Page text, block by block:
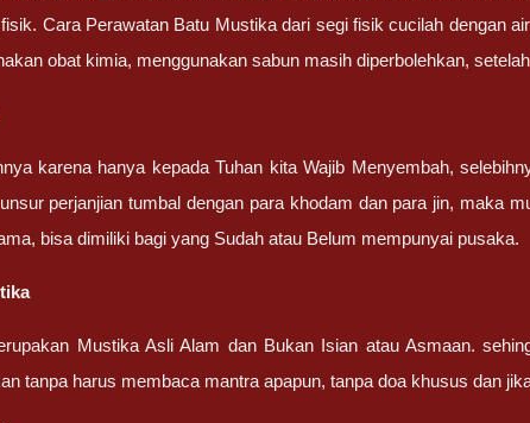
Cara Perawatan Batu Mustika dari segi fisik cucilah dengan
obat kimia, menggunakan sabun masih diperbolehkan,
karena hanya kepada Tuhan kita Wajib Menyembah,
perjanjian tumbal dengan para khodam dan para jin, maka
bisa dimiliki bagi yang Sudah atau Belum mempunyai pusaka.
Mustika Asli Alam dan Bukan Isian atau Asmaan.
tanpa harus membaca mantra apapun, tanpa doa khusus dan